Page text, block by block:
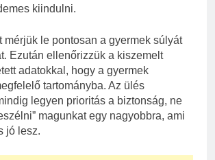
kiindulni.
mérjük le pontosan a gyermek súlyát
Ezután ellenőrizzük a kiszemelt
adatokkal, hogy a gyermek
tartományba. Az ülés
legyen prioritás a biztonság, ne
magunkat egy nagyobbra, ami
jó lesz.